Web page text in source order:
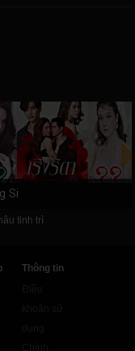
Si
tinh trì
Thông tin